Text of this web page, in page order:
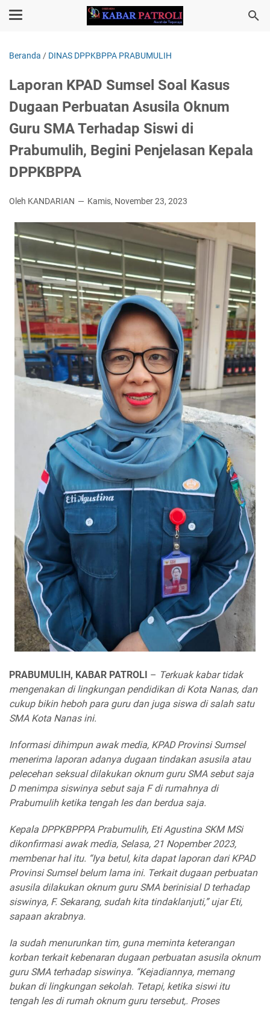
Beranda / DINAS DPPKBPPA PRABUMULIH
Laporan KPAD Sumsel Soal Kasus
Dugaan Perbuatan Asusila Oknum
Guru SMA Terhadap Siswi di
Prabumulih, Begini Penjelasan Kepala
DPPKBPPA
Oleh KANDARIAN Kamis, November 23, 2023
PRABUMULIH, KABAR PATROLI – Terkuak kabar tidak
mengenakan di lingkungan pendidikan di Kota Nanas, dan
cukup bikin heboh para guru dan juga siswa di salah satu
SMA Kota Nanas ini.
Informasi dihimpun awak media, KPAD Provinsi Sumsel
menerima laporan adanya dugaan tindakan asusila atau
pelecehan seksual dilakukan oknum guru SMA sebut saja
D menimpa siswinya sebut saja F di rumahnya di
Prabumulih ketika tengah les dan berdua saja.
Kepala DPPKBPPPA Prabumulih, Eti Agustina SKM MSi
dikonfirmasi awak media, Selasa, 21 Nopember 2023,
membenar hal itu. “Iya betul, kita dapat laporan dari KPAD
Provinsi Sumsel belum lama ini. Terkait dugaan perbuatan
asusila dilakukan oknum guru SMA berinisial D terhadap
siswinya, F. Sekarang, sudah kita tindaklanjuti,” ujar Eti,
sapaan akrabnya.
Ia sudah menurunkan tim, guna meminta keterangan
korban terkait kebenaran dugaan perbuatan asusila oknum
guru SMA terhadap siswinya. “Kejadiannya, memang
bukan di lingkungan sekolah. Tetapi, ketika siswi itu
tengah les di rumah oknum guru tersebut,. Proses